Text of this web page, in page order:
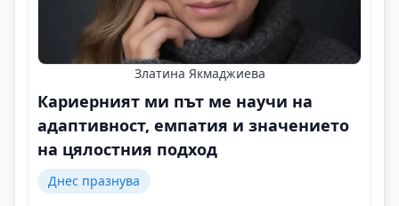
Златина Якмаджиева
Кариерният ми път ме научи на
адаптивност, емпатия и значението
на цялостния подход
Днес празнува